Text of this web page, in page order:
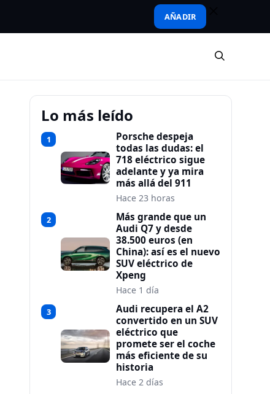
AÑADIR
Lo más leído
1
Porsche despeja
todas las dudas: el
718 eléctrico sigue
adelante y ya mira
más allá del 911
Hace 23 horas
2
Más grande que un
Audi Q7 y desde
38.500 euros (en
China): así es el nuevo
SUV eléctrico de
Xpeng
Hace 1 día
3
Audi recupera el A2
convertido en un SUV
eléctrico que
promete ser el coche
más eficiente de su
historia
Hace 2 días